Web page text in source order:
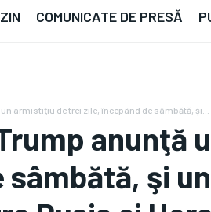
COMUNICATE DE PRESĂ
armistiţiu de trei zile, începând de sâmbătă, şi...
anunţă
şi